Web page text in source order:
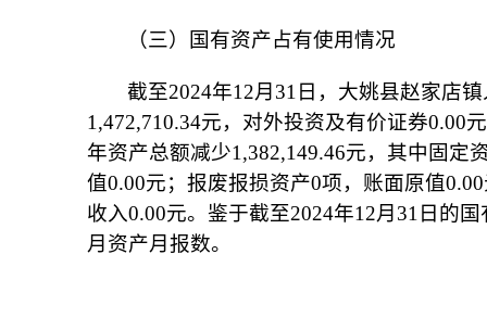
（三）国有资产占有使用情况
截至2024年12月31日， 大姚县赵家店
1,472,710.34元，对外投资及有价证券0.00
年资产总额减少1,382,149.46元，其中固定
值0.00元；报废报损资产0项，账面原值0.00
收入0.00元。鉴于截至2024年12月31日的
月资产月报数。